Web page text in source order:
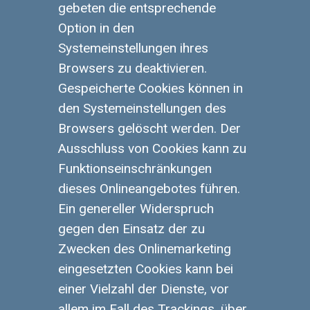
gebeten die entsprechende
Option in den
Systemeinstellungen ihres
Browsers zu deaktivieren.
Gespeicherte Cookies können in
den Systemeinstellungen des
Browsers gelöscht werden. Der
Ausschluss von Cookies kann zu
Funktionseinschränkungen
dieses Onlineangebotes führen.
Ein genereller Widerspruch
gegen den Einsatz der zu
Zwecken des Onlinemarketing
eingesetzten Cookies kann bei
einer Vielzahl der Dienste, vor